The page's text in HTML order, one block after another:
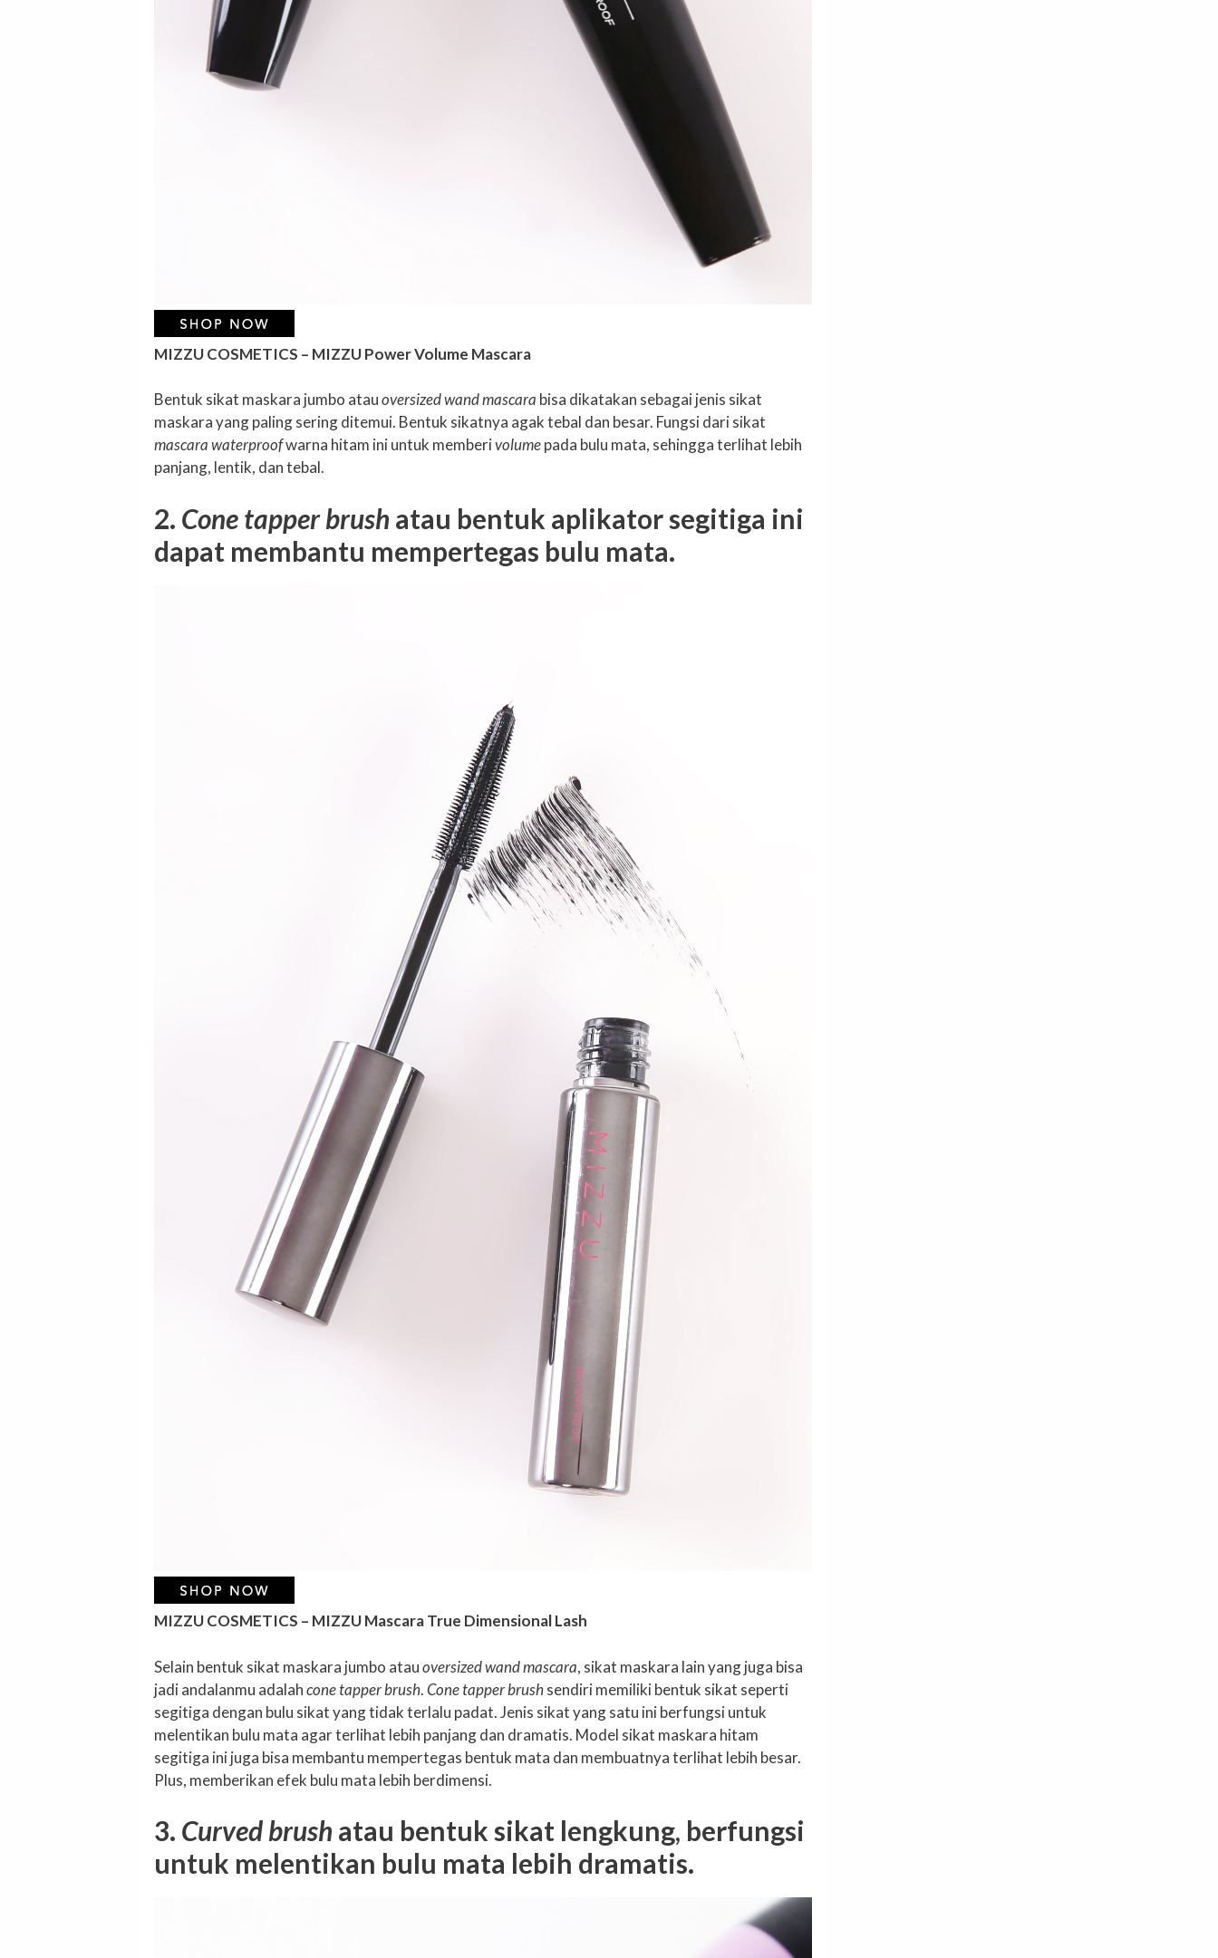
MIZZU COSMETICS – MIZZU Power Volume Mascara
Bentuk sikat maskara jumbo atauoversized wand mascara bisa dikatakan sebagai jenis sikat
maskara yang paling sering ditemui. Bentuk sikatnya agak tebal dan besar. Fungsi dari sikat
mascara waterproofwarna hitam ini untuk memberivolumepada bulu mata, sehingga terlihat lebih
panjang, lentik, dan tebal.
2. Cone tapper brush atau bentuk aplikator segitiga ini
dapat membantu mempertegas bulu mata.
MIZZU COSMETICS – MIZZU Mascara True Dimensional Lash
Selain bentuk sikat maskara jumbo atauoversized wand mascara, sikat maskara lain yang juga bisa
jadi andalanmu adalahcone tapper brush.Cone tapper brushsendiri memiliki bentuk sikat seperti
segitiga dengan bulu sikat yang tidak terlalu padat. Jenis sikat yang satu ini berfungsi untuk
melentikan bulu mata agar terlihat lebih panjang dan dramatis. Model sikat maskara hitam
segitiga ini juga bisa membantu mempertegas bentuk mata dan membuatnya terlihat lebih besar.
Plus, memberikan efek bulu mata lebih berdimensi.
3. Curved brush atau bentuk sikat lengkung, berfungsi
untuk melentikan bulu mata lebih dramatis.